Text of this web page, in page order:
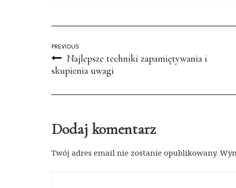
PREVIOUS
Najlepsze techniki zapamiętywania i
skupienia uwagi
Dodaj komentarz
Twój adres email nie zostanie opublikowany.